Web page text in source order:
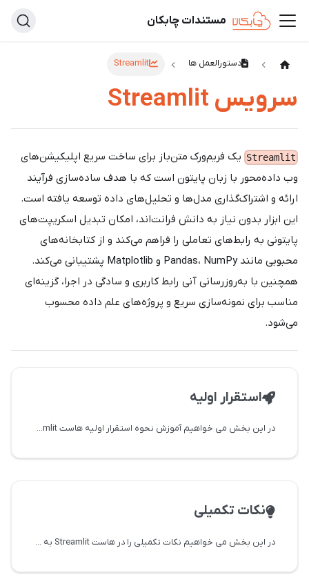
مستندات چابکان
دستورالعمل ها Streamlit
سرویس Streamlit
Streamlit یک فریم‌ورک متن‌باز برای ساخت سریع اپلیکیشن‌های
وب داده‌محور با زبان پایتون است که با هدف ساده‌سازی فرآیند
ارائه و اشتراک‌گذاری مدل‌ها و تحلیل‌های داده توسعه یافته است.
این ابزار بدون نیاز به دانش فرانت‌اند، امکان تبدیل اسکریپت‌های
پایتونی به رابط‌های تعاملی را فراهم می‌کند و از کتابخانه‌های
محبوبی مانند Pandas، NumPy و Matplotlib پشتیبانی می‌کند.
همچنین با به‌روزرسانی آنی رابط کاربری و سادگی در اجرا، گزینه‌ای
مناسب برای نمونه‌سازی سریع و پروژه‌های علم داده محسوب
می‌شود.
استقرار اولیه
در این بخش می خواهیم آموزش نحوه استقرار اولیه هاست Streamlit را به شما آموزش دهیم
نکات تکمیلی
در این بخش می خواهیم نکات تکمیلی را در هاست Streamlit به شما آموزش دهیم.